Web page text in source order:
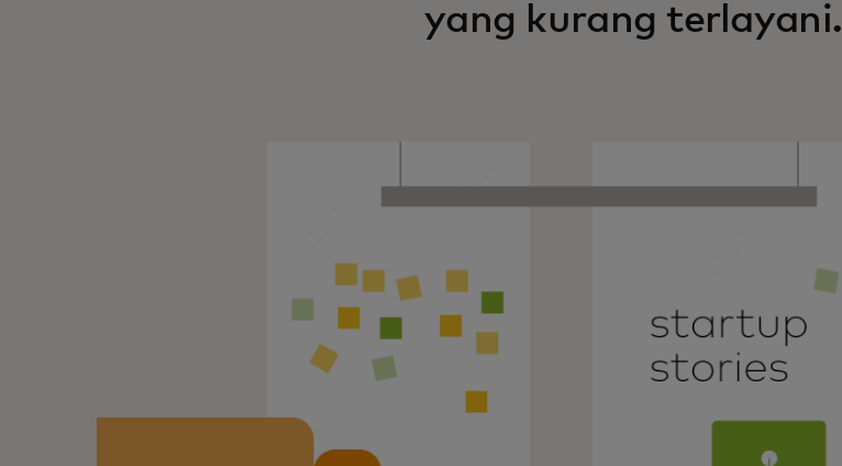
yang kurang terlayani.